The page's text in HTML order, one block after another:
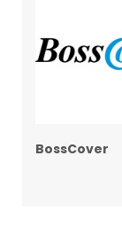
BossCover